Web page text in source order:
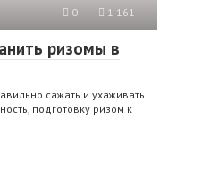
0 1 161
ризомы в
сажать и ухаживать
подготовку ризом к